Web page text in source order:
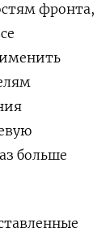
фронта,
больше